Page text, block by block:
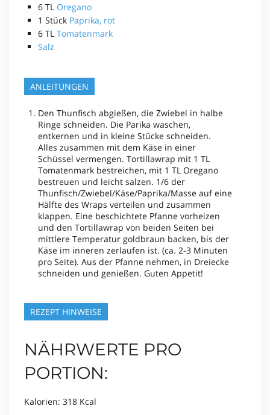
6 TL Oregano
1 Stück Paprika, rot
6 TL Tomatenmark
Salz
ANLEITUNGEN
Den Thunfisch abgießen, die Zwiebel in halbe
Ringe schneiden. Die Parika waschen,
entkernen und in kleine Stücke schneiden.
Alles zusammen mit dem Käse in einer
Schüssel vermengen. Tortillawrap mit 1 TL
Tomatenmark bestreichen, mit 1 TL Oregano
bestreuen und leicht salzen. 1/6 der
Thunfisch/Zwiebel/Käse/Paprika/Masse auf eine
Hälfte des Wraps verteilen und zusammen
klappen. Eine beschichtete Pfanne vorheizen
und den Tortillawrap von beiden Seiten bei
mittlere Temperatur goldbraun backen, bis der
Käse im inneren zerlaufen ist. (ca. 2-3 Minuten
pro Seite). Aus der Pfanne nehmen, in Dreiecke
schneiden und genießen. Guten Appetit!
REZEPT HINWEISE
NÄHRWERTE PRO
PORTION:
Kalorien: 318 Kcal